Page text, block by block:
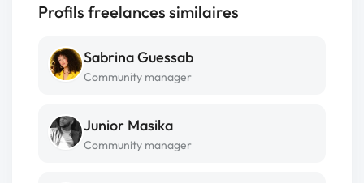
Profils freelances similaires
Sabrina Guessab
Community manager
Junior Masika
Community manager